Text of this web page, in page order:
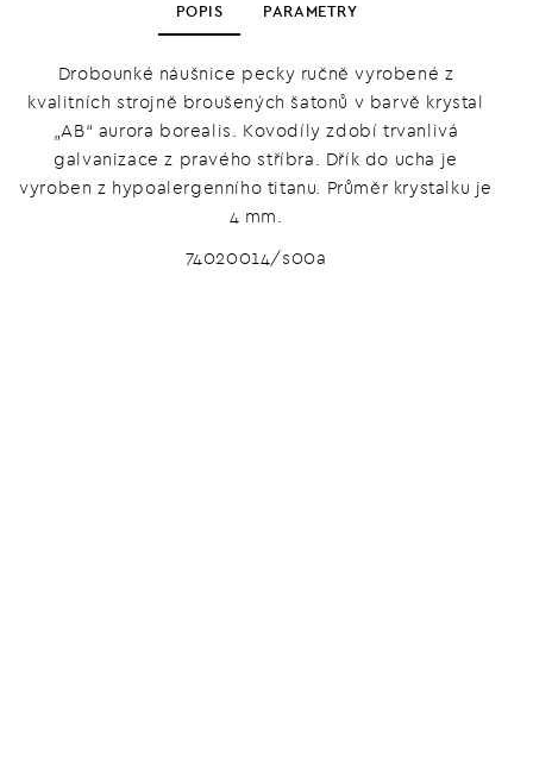
POPIS PARAMETRY
Drobounké náušnice pecky ručně vyrobené z
kvalitních strojně broušených šatonů v barvě krystal
„AB“ aurora borealis. Kovodíly zdobí trvanlivá
galvanizace z pravého stříbra. Dřík do ucha je
vyroben z hypoalergenního titanu. Průměr krystalku je
4 mm.
74020014/s00a